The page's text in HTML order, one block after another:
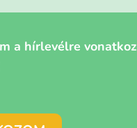
a hírlevélre